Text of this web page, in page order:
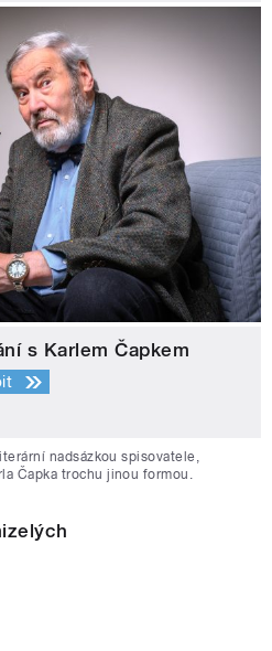
s Karlem Čapkem
nadsázkou spisovatele,
Čapka trochu jinou formou.